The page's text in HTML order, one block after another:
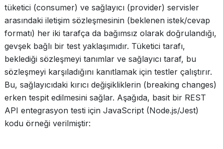
tüketici (consumer) ve sağlayıcı (provider) servisler
arasındaki iletişim sözleşmesinin (beklenen istek/cevap
formatı) her iki tarafça da bağımsız olarak doğrulandığı,
gevşek bağlı bir test yaklaşımıdır. Tüketici tarafı,
beklediği sözleşmeyi tanımlar ve sağlayıcı taraf, bu
sözleşmeyi karşıladığını kanıtlamak için testler çalıştırır.
Bu, sağlayıcıdaki kırıcı değişikliklerin (breaking changes)
erken tespit edilmesini sağlar. Aşağıda, basit bir REST
API entegrasyon testi için JavaScript (Node.js/Jest)
kodu örneği verilmiştir: